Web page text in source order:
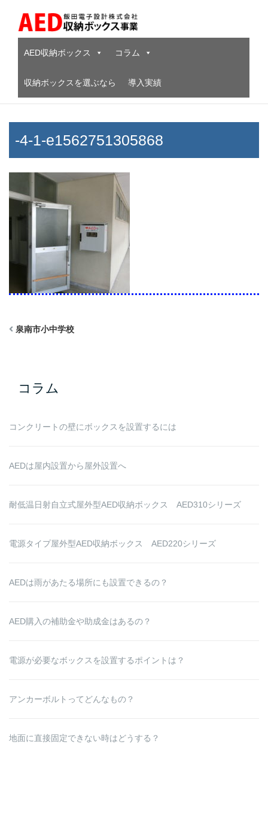
AED収納ボックス
コラム
収納ボックスを選ぶなら 導入実績
-4-1-e1562751305868
泉南市小中学校
コラム
コンクリートの壁にボックスを設置するには
AEDは屋内設置から屋外設置へ
耐低温日射自立式屋外型AED収納ボックス AED310シリーズ
電源タイプ屋外型AED収納ボックス AED220シリーズ
AEDは雨があたる場所にも設置できるの？
AED購入の補助金や助成金はあるの？
電源が必要なボックスを設置するポイントは？
アンカーボルトってどんなもの？
地面に直接固定できない時はどうする？